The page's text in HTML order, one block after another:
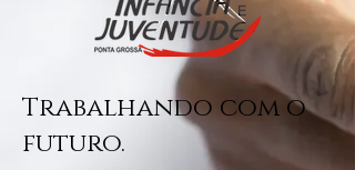
Trabalhando com o
futuro.